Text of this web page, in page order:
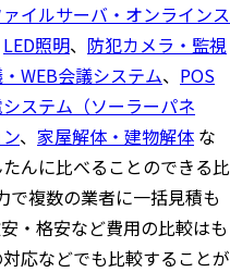
イルサーバ・オンラインス
LED照明、 防犯カメラ・監視
WEB会議システム、 POS
ステム（ソーラーパネ
、 家屋解体・建物解体 な
んに比べることのできる比
で複数の業者に一括見積も
・格安など費用の比較はも
応などでも比較することが